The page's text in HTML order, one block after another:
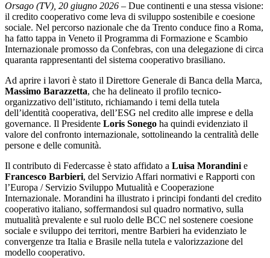
Orsago (TV), 20 giugno 2026 – Due continenti e una stessa visione:
il credito cooperativo come leva di sviluppo sostenibile e coesione
sociale. Nel percorso nazionale che da Trento conduce fino a Roma,
ha fatto tappa in Veneto il Programma di Formazione e Scambio
Internazionale promosso da Confebras, con una delegazione di circa
quaranta rappresentanti del sistema cooperativo brasiliano.
Ad aprire i lavori è stato il Direttore Generale di Banca della Marca,
Massimo Barazzetta, che ha delineato il profilo tecnico-
organizzativo dell’istituto, richiamando i temi della tutela
dell’identità cooperativa, dell’ESG nel credito alle imprese e della
governance. Il Presidente Loris Sonego ha quindi evidenziato il
valore del confronto internazionale, sottolineando la centralità delle
persone e delle comunità.
Il contributo di Federcasse è stato affidato a Luisa Morandini e
Francesco Barbieri, del Servizio Affari normativi e Rapporti con
l’Europa / Servizio Sviluppo Mutualità e Cooperazione
Internazionale. Morandini ha illustrato i principi fondanti del credito
cooperativo italiano, soffermandosi sul quadro normativo, sulla
mutualità prevalente e sul ruolo delle BCC nel sostenere coesione
sociale e sviluppo dei territori, mentre Barbieri ha evidenziato le
convergenze tra Italia e Brasile nella tutela e valorizzazione del
modello cooperativo.